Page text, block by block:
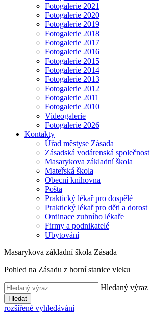
Fotogalerie 2021
Fotogalerie 2020
Fotogalerie 2019
Fotogalerie 2018
Fotogalerie 2017
Fotogalerie 2016
Fotogalerie 2015
Fotogalerie 2014
Fotogalerie 2013
Fotogalerie 2012
Fotogalerie 2011
Fotogalerie 2010
Videogalerie
Fotogalerie 2026
Kontakty
Úřad městyse Zásada
Zásadská vodárenská společnost
Masarykova základní škola
Mateřská škola
Obecní knihovna
Pošta
Praktický lékař pro dospělé
Praktický lékař pro děti a dorost
Ordinace zubního lékaře
Firmy a podnikatelé
Ubytování
Masarykova základní škola Zásada
Pohled na Zásadu z horní stanice vleku
Hledaný výraz
Hledat
rozšířené vyhledávání